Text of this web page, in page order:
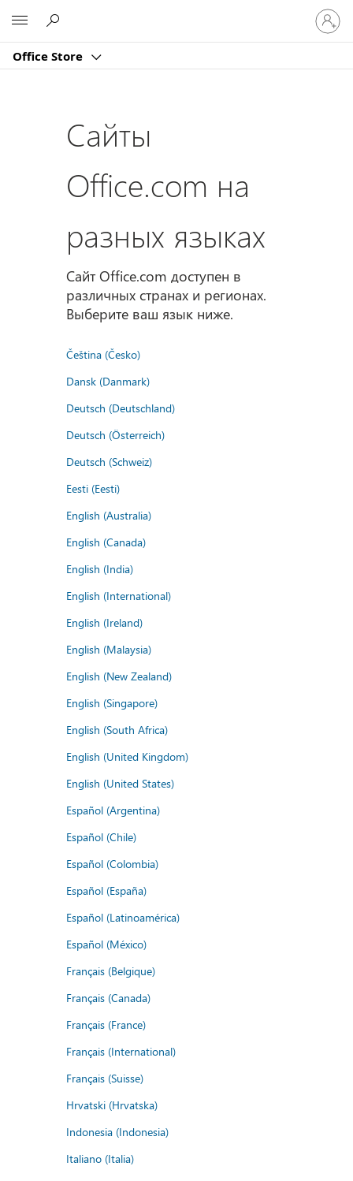
Office Store
в
Сайты
Office.com на
разных языках
Сайт Office.com доступен в
различных странах и регионах.
Выберите ваш язык ниже.
Čeština (Česko)
Dansk (Danmark)
Deutsch (Deutschland)
Deutsch (Österreich)
Deutsch (Schweiz)
Eesti (Eesti)
English (Australia)
English (Canada)
English (India)
English (International)
English (Ireland)
English (Malaysia)
English (New Zealand)
English (Singapore)
English (South Africa)
English (United Kingdom)
English (United States)
Español (Argentina)
Español (Chile)
Español (Colombia)
Español (España)
Español (Latinoamérica)
Español (México)
Français (Belgique)
Français (Canada)
Français (France)
Français (International)
Français (Suisse)
Hrvatski (Hrvatska)
Indonesia (Indonesia)
Italiano (Italia)